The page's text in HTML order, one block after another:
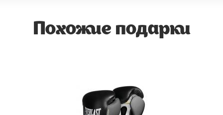
Похожие подарки